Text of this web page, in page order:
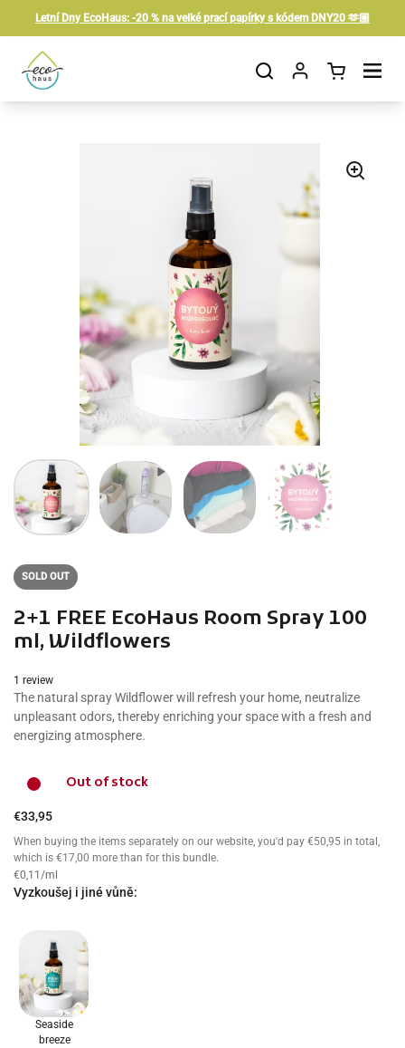
Letní Dny EcoHaus: -20 % na velké prací papírky s kódem DNY20 🫶🏼
Open cart Open menu
SOLD OUT
2+1 FREE EcoHaus Room Spray 100
ml, Wildflowers
1 review
The natural spray Wildflower will refresh your home, neutralize
unpleasant odors, thereby enriching your space with a fresh and
energizing atmosphere.
Out of stock
€33,95
When buying the items separately on our website, you'd pay €50,95 in total,
which is €17,00 more than for this bundle.
€0,11/ml
Vyzkoušej i jiné vůně:
Seaside
breeze